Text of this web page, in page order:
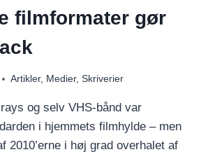
filmformater gør
Artikler, Medier, Skriverier
rays og selv VHS-bånd var
i hjemmets filmhylde – men
2010’erne i høj grad overhalet af